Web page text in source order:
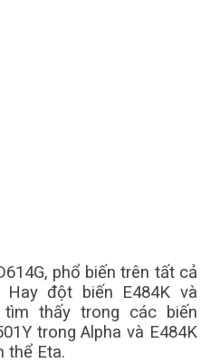
phổ biến trên tất cả
Hay đột biến E484K và
thấy trong các biến
trong Alpha và E484K
thể Eta.